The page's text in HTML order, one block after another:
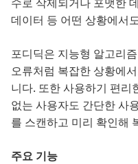
데이터 등 어떤 상황에서
포디딕은 지능형 알고리
오류처럼 복잡한 상황에
니다. 또한 사용하기 편리
없는 사용자도 간단한 사
를 스캔하고 미리 확인해
주요 기능